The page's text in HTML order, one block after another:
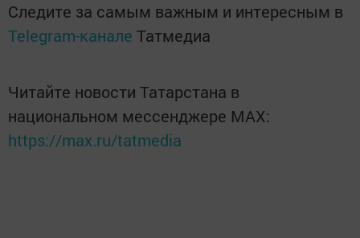
Следите за самым важным и интересным в
Telegram-канале Татмедиа
Читайте новости Татарстана в
национальном мессенджере MАХ:
https://max.ru/tatmedia